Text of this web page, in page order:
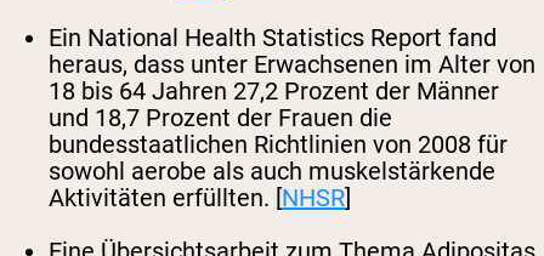
Ein National Health Statistics Report fand
heraus, dass unter Erwachsenen im Alter von
18 bis 64 Jahren 27,2 Prozent der Männer
und 18,7 Prozent der Frauen die
bundesstaatlichen Richtlinien von 2008 für
sowohl aerobe als auch muskelstärkende
Aktivitäten erfüllten. [NHSR]